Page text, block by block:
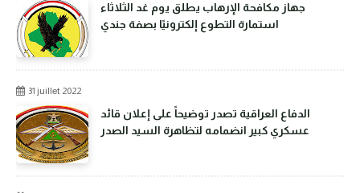
جهاز مكافحة الإرهاب يطلق يوم غد الثلاثاء
استمارة التطوع إلكترونيًا بصفة جندي
31 juillet 2022
الدفاع العراقية تصدر توضيحاً على إعلان قائد
عسكري كبير انضمامه لتظاهرة السيد الصدر